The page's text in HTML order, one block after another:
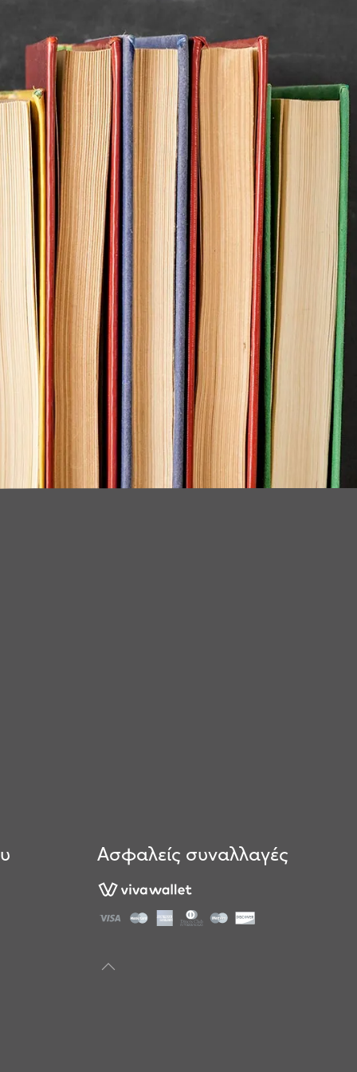
Ασφαλείς συναλλαγές